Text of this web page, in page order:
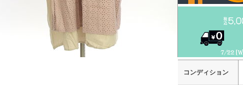
コンディション